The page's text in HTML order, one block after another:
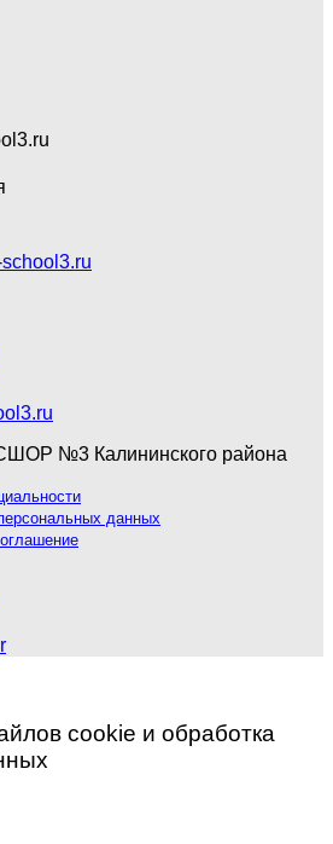
№3 Калининского района
данных
cookie и обработка